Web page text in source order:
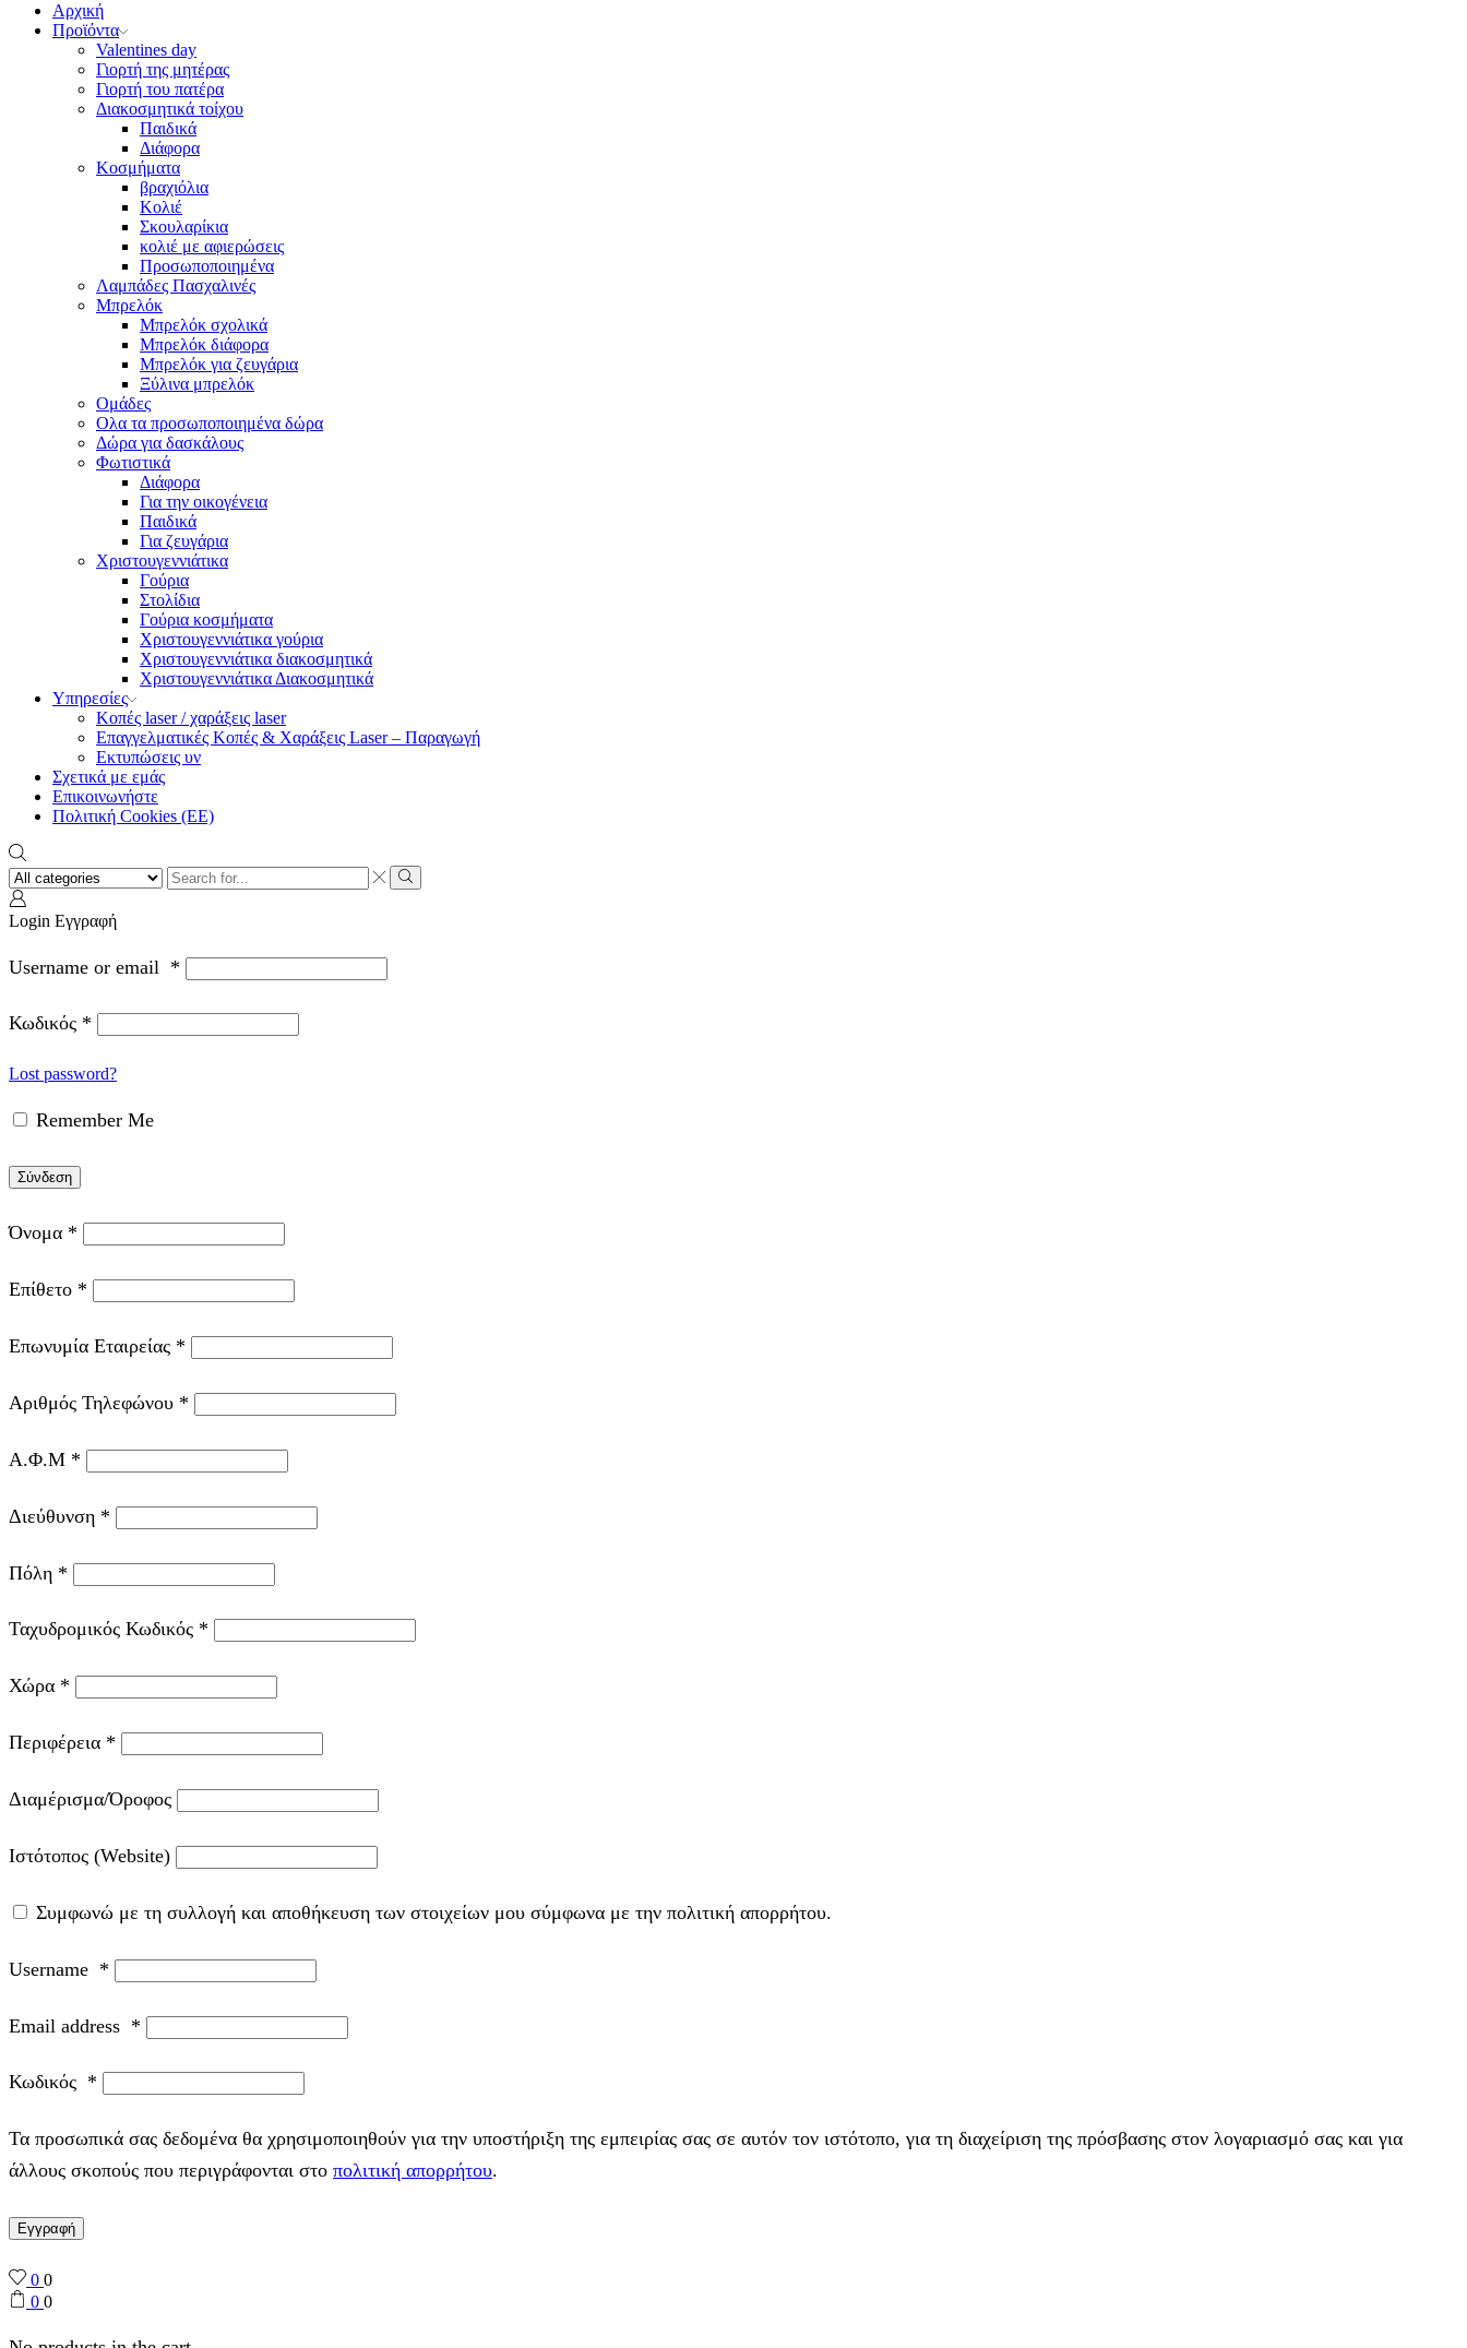
Αρχική
Προϊόντα
Valentines day
Γιορτή της μητέρας
Γιορτή του πατέρα
Διακοσμητικά τοίχου
Παιδικά
Διάφορα
Κοσμήματα
βραχιόλια
Kολιέ
Σκουλαρίκια
κολιέ με αφιερώσεις
Προσωποποιημένα
Λαμπάδες Πασχαλινές
Μπρελόκ
Μπρελόκ σχολικά
Μπρελόκ διάφορα
Μπρελόκ για ζευγάρια
Ξύλινα μπρελόκ
Ομάδες
Ολα τα προσωποποιημένα δώρα
Δώρα για δασκάλους
Φωτιστικά
Διάφορα
Για την οικογένεια
Παιδικά
Για ζευγάρια
Χριστουγεννιάτικα
Γούρια
Στολίδια
Γούρια κοσμήματα
Χριστουγεννιάτικα γούρια
Χριστουγεννιάτικα διακοσμητικά
Χριστουγεννιάτικα Διακοσμητικά
Υπηρεσίες
Κοπές laser / χαράξεις laser
Επαγγελματικές Κοπές & Χαράξεις Laser – Παραγωγή
Εκτυπώσεις υν
Σχετικά με εμάς
Επικοινωνήστε
Πολιτική Cookies (ΕΕ)
Search
input
Search
Login Εγγραφή
Username or email *
Κωδικός *
Lost password?
Remember Me
Σύνδεση
Όνομα *
Επίθετο *
Επωνυμία Εταιρείας *
Αριθμός Τηλεφώνου *
Α.Φ.Μ *
Διεύθυνση *
Πόλη *
Ταχυδρομικός Κωδικός *
Χώρα *
Περιφέρεια *
Διαμέρισμα/Όροφος
Ιστότοπος (Website)
Συμφωνώ με τη συλλογή και αποθήκευση των στοιχείων μου σύμφωνα με την πολιτική απορρήτου.
Username *
Email address *
Κωδικός *
Τα προσωπικά σας δεδομένα θα χρησιμοποιηθούν για την υποστήριξη της εμπειρίας σας σε αυτόν τον ιστότοπο, για τη διαχείριση της πρόσβασης στον λογαριασμό σας και για
άλλους σκοπούς που περιγράφονται στο πολιτική απορρήτου.
Εγγραφή
0 0
0 0